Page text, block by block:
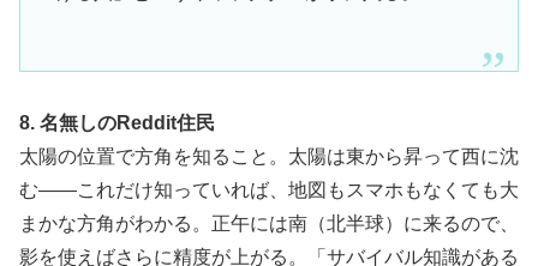
8. 名無しのReddit住民
太陽の位置で方角を知ること。太陽は東から昇って西に沈
む——これだけ知っていれば、地図もスマホもなくても大
まかな方角がわかる。正午には南（北半球）に来るので、
影を使えばさらに精度が上がる。「サバイバル知識がある